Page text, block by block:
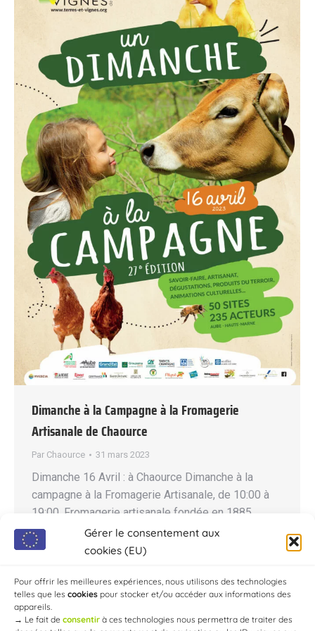
Gérer le consentement aux
cookies (EU)
Pour offrir les meilleures expériences, nous utilisons des technologies
telles que les cookies pour stocker et/ou accéder aux informations des
appareils.
→ Le fait de consentir à ces technologies nous permettra de traiter des
Dimanche à la Campagne à la Fromagerie
Artisanale de Chaource
Par Chaource 31 mars 2023
Dimanche 16 Avril : à Chaource Dimanche à la
campagne à la Fromagerie Artisanale, de 10:00 à
19:00. Fromagerie artisanale fondée en 1885.
Visites guidées par l’extérieur toute la journée.
Magasin de vente directe et de produits du terroir.
avec produits locaux. Chaource Rôti,…